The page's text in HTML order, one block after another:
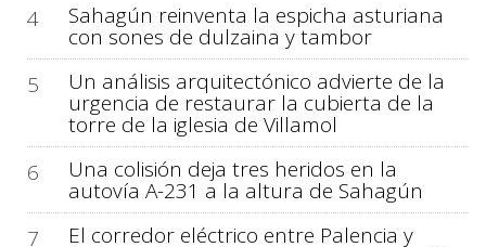
4
Sahagún reinventa la espicha asturiana
con sones de dulzaina y tambor
5
Un análisis arquitectónico advierte de la
urgencia de restaurar la cubierta de la
torre de la iglesia de Villamol
6
Una colisión deja tres heridos en la
autovía A-231 a la altura de Sahagún
7
El corredor eléctrico entre Palencia y